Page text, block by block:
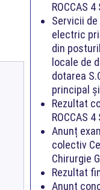
ROCCAS
Servicii
electric
din
locale de
dotarea
principal
Rezultat
ROCCAS
Anunț
colectiv
Chirurgie
Rezultat
Anunț